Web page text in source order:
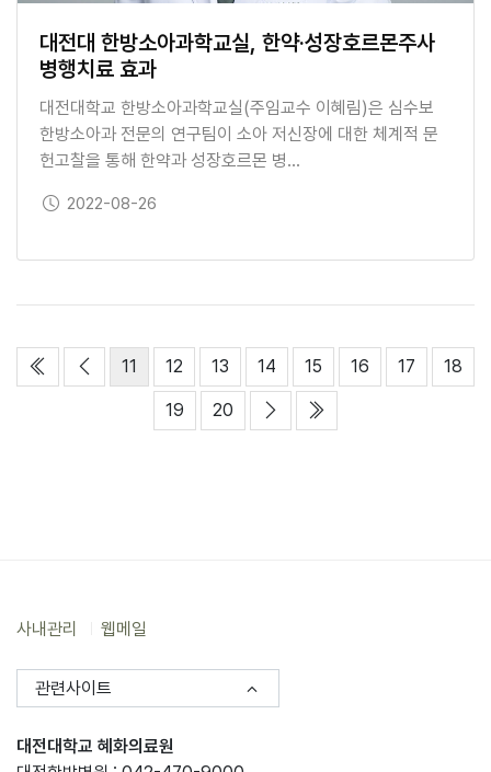
대전대 한방소아과학교실, 한약·성장호르몬주사
병행치료 효과
대전대학교 한방소아과학교실(주임교수 이혜림)은 심수보
한방소아과 전문의 연구팀이 소아 저신장에 대한 체계적 문
헌고찰을 통해 한약과 성장호르몬 병…
보도일2022-08-26
처음 이전열린
11 페이지
12페이지
13페이지
14페이지
15페이지
16페이지
17페이지
18페
19페이지
20페이지 다음
사내관리 웹메일
관련사이트
대전대학교 혜화의료원